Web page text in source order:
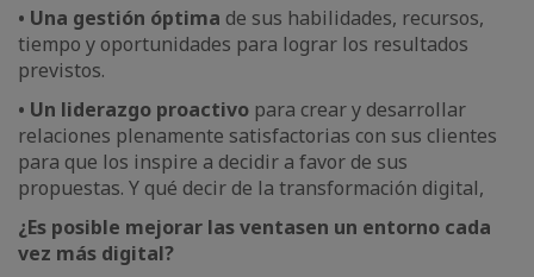
• Una gestión óptima de sus habilidades, recursos,
tiempo y oportunidades para lograr los resultados
previstos.
• Un liderazgo proactivo para crear y desarrollar
relaciones plenamente satisfactorias con sus clientes
para que los inspire a decidir a favor de sus
propuestas. Y qué decir de la transformación digital,
¿Es posible mejorar las ventasen un entorno cada
vez más digital?